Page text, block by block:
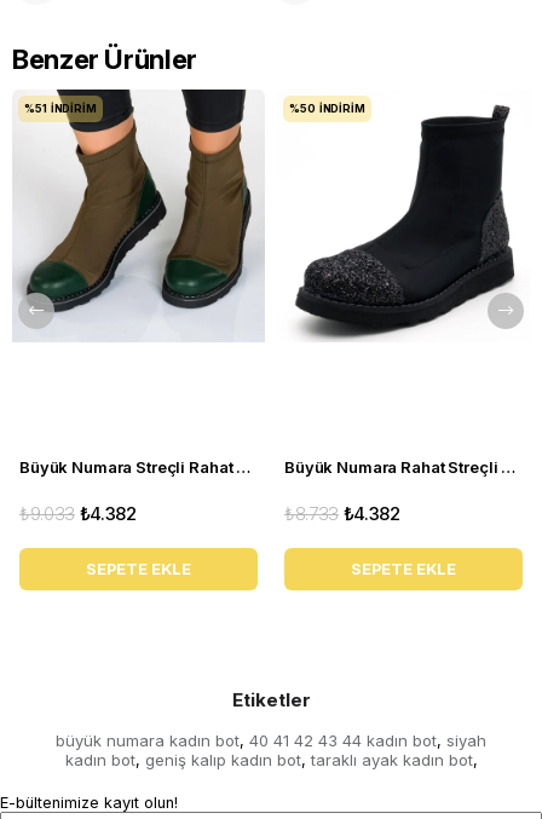
Benzer Ürünler
Büyük Numara Streçli Rahat Kadın BOT 19273 haki
₺4.382
₺9.033
SEPETE EKLE
%51 İNDIRIM
Büyük Numara Rahat Streçli Kadın BOT 19273 siyah
₺4.382
₺8.733
SEPETE EKLE
%50 İNDIRIM
Etiketler
büyük numara kadın bot, 40 41 42 43 44 kadın bot, siyah
kadın bot, geniş kalıp kadın bot, taraklı ayak kadın bot,
E-bültenimize kayıt olun!